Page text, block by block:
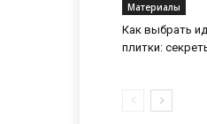
Материалы
Как выбрать
плитки: